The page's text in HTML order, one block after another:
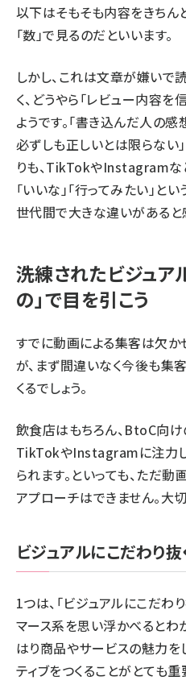
以下はそもそも内容をきちん
「数」で見るのだといいます。
しかし、これは文章が嫌いで
く、どうやら「レビュー内容を
ようです。「書き込んだ人の
必ずしも正しいとは限らない
りも、TikTokやInstagramな
「いいな」「行ってみたい」と
世代間で大きな違いがあると
洗練されたビジュア
の」で目を引こう
すでに動画による集客は欠か
が、まず間違いなく今後も集
くるでしょう。
飲食店はもちろん、BtoC向け
TikTokやInstagramに注力
られます。といっても、ただ
アプローチはできません。大
ビジュアルにこだわり抜
1つは、「ビジュアルにこだわ
マース系を思い浮かべるとわ
はり商品やサービスの魅力を
ティブをつくることがとても重